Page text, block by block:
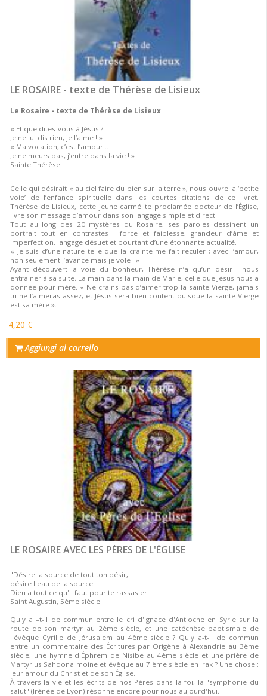
LE ROSAIRE - texte de Thérèse de Lisieux
Le Rosaire - texte de Thérèse de Lisieux
« Et que dites-vous à Jésus ?
Je ne lui dis rien, je l’aime ! »
« Ma vocation, c’est l’amour…
Je ne meurs pas, j’entre dans la vie ! »
Sainte Thérèse
Celle qui désirait « au ciel faire du bien sur la terre », nous ouvre la ‘petite
voie’ de l’enfance spirituelle dans les courtes citations de ce livret.
Thérèse de Lisieux, cette jeune carmélite proclamée docteur de l’Église,
livre son message d’amour dans son langage simple et direct.
Tout au long des 20 mystères du Rosaire, ses paroles dessinent un
portrait tout en contrastes : force et faiblesse, grandeur d’âme et
imperfection, langage désuet et pourtant d’une étonnante actualité.
« Je suis d’une nature telle que la crainte me fait reculer ; avec l’amour,
non seulement j’avance mais je vole ! »
Ayant découvert la voie du bonheur, Thérèse n’a qu’un désir : nous
entrainer à sa suite. La main dans la main de Marie, celle que Jésus nous a
donnée pour mère. « Ne crains pas d’aimer trop la sainte Vierge, jamais
tu ne l’aimeras assez, et Jésus sera bien content puisque la sainte Vierge
est sa mère ».
4,20 €
Aggiungi al carrello
LE ROSAIRE AVEC LES PÈRES DE L'ÉGLISE
"Désire la source de tout ton désir,
désire l'eau de la source.
Dieu a tout ce qu'il faut pour te rassasier."
Saint Augustin, 5ème siècle.
Qu'y a –t-il de commun entre le cri d'Ignace d'Antioche en Syrie sur la
route de son martyr au 2ème siècle, et une catéchèse baptismale de
l'évêque Cyrille de Jérusalem au 4ème siècle ? Qu'y a-t-il de commun
entre un commentaire des Écritures par Origène à Alexandrie au 3ème
siècle, une hymne d'Éphrem de Nisibe au 4ème siècle et une prière de
Martyrius Sahdona moine et évêque au 7 ème siècle en Irak ? Une chose :
leur amour du Christ et de son Église.
À travers la vie et les écrits de nos Pères dans la foi, la "symphonie du
salut" (Irénée de Lyon) résonne encore pour nous aujourd'hui.